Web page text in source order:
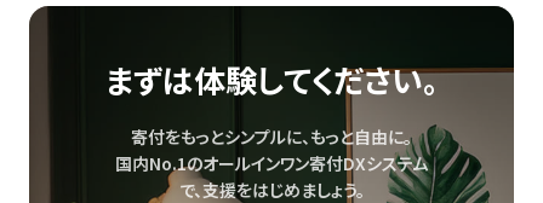
まずは体験してください。
寄付をもっとシンプルに、もっと自由に。
国内No.1のオールインワン寄付DXシステム
で、支援をはじめましょう。